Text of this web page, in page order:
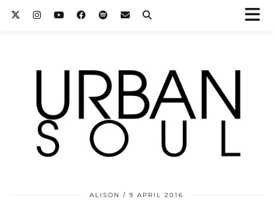
ALISON 9 APRIL 2016